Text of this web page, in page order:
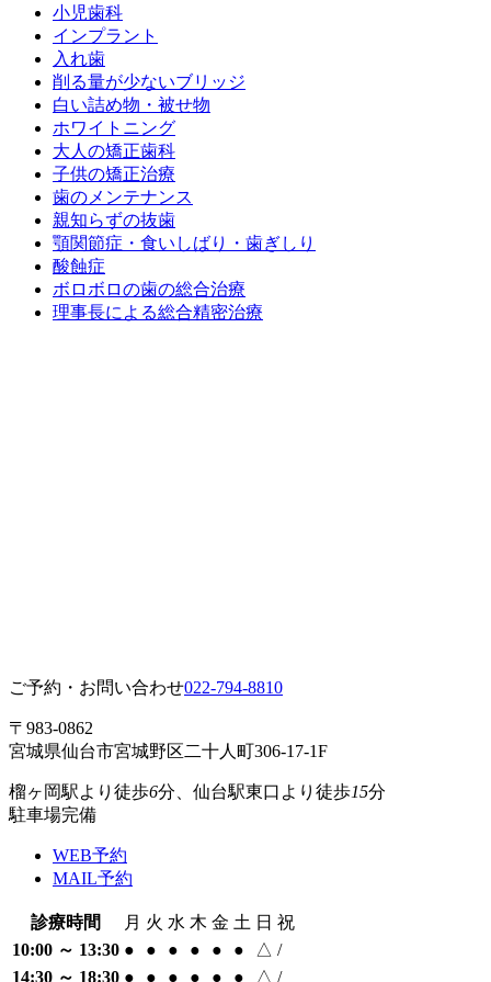
小児歯科
インプラント
入れ歯
削る量が少ないブリッジ
白い詰め物・被せ物
ホワイトニング
大人の矯正歯科
子供の矯正治療
歯のメンテナンス
親知らずの抜歯
顎関節症・食いしばり・歯ぎしり
酸蝕症
ボロボロの歯の総合治療
理事長による総合精密治療
ご予約・お問い合わせ022-794-8810
〒983‐0862
宮城県仙台市宮城野区二十人町306-17-1F
榴ヶ岡駅より 徒歩6分、仙台駅東口 より 徒歩15分
駐車場完備
WEB予約
MAIL予約
診療時間 月 火 水 木 金 土 日 祝
10:00 ～ 13:30 ● ● ● ● ● ● △ /
14:30 ～ 18:30 ● ● ● ● ● ● △ /